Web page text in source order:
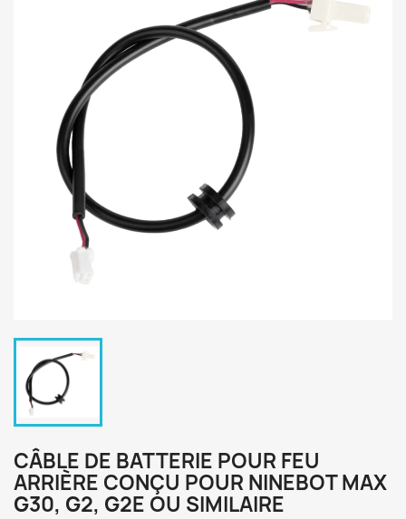
CÂBLE DE BATTERIE POUR FEU
ARRIÈRE CONÇU POUR NINEBOT MAX
G30, G2, G2E OU SIMILAIRE